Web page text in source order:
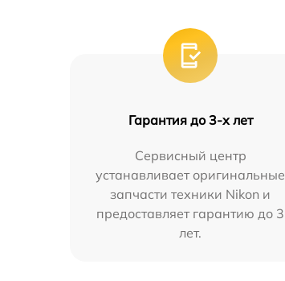
Гарантия до 3-х лет
Сервисный центр
устанавливает оригинальные
запчасти техники Nikon и
предоставляет гарантию до 3
лет.